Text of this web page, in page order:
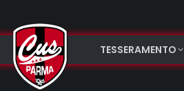
TESSERAMENTO